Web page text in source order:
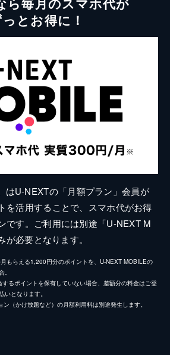
とお得に！
はU-NEXTの「月額プラン」会員が
を活用することで、スマホ代がお得
です。ご利用には別途「U-NEXT M
必要となります。
もらえる1,200円分のポイントを、U-NEXT MOBILEの
るポイントを保有していない場合、差額分の料金はご登
となります。
（かけ放題など）の月額利用料は別途発生します。